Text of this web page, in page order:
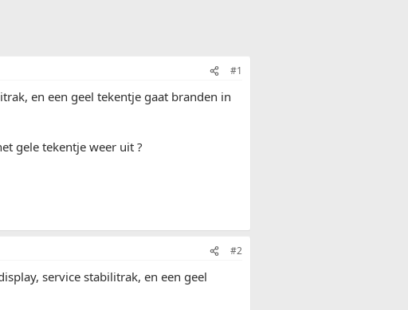
#1
en een geel tekentje gaat branden in
gele tekentje weer uit ?
#2
service stabilitrak, en een geel